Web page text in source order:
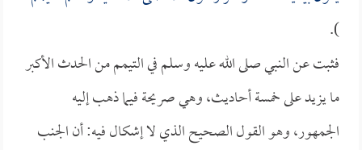
).
فثبت عن النبي صلى الله عليه وسلم في التيمم من الحدث الأكبر
ما يزيد على خمسة أحاديث، وهي صريحة فيما ذهب إليه
الجمهور، وهو القول الصحيح الذي لا إشكال فيه: أن الجنب